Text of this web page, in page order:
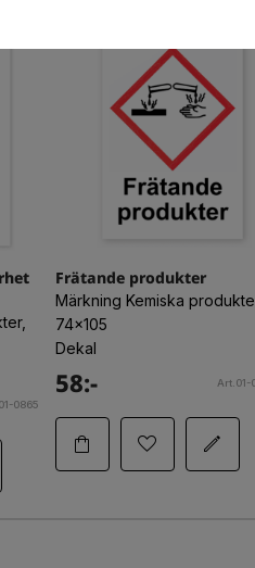
0865
Frätande produkter
Märkning Kemiska
74x105
Dekal
58:- Art.01-